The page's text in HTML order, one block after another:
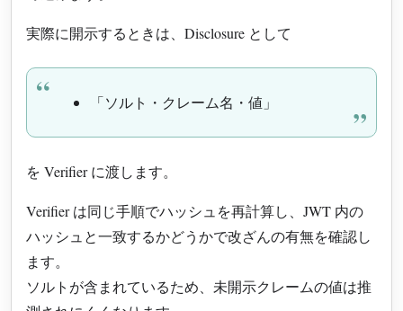
実際に開示するときは、Disclosure として
「ソルト・クレーム名・値」
を Verifier に渡します。
Verifier は同じ手順でハッシュを再計算し、JWT 内の
ハッシュと一致するかどうかで改ざんの有無を確認し
ます。
ソルトが含まれているため、未開示クレームの値は推